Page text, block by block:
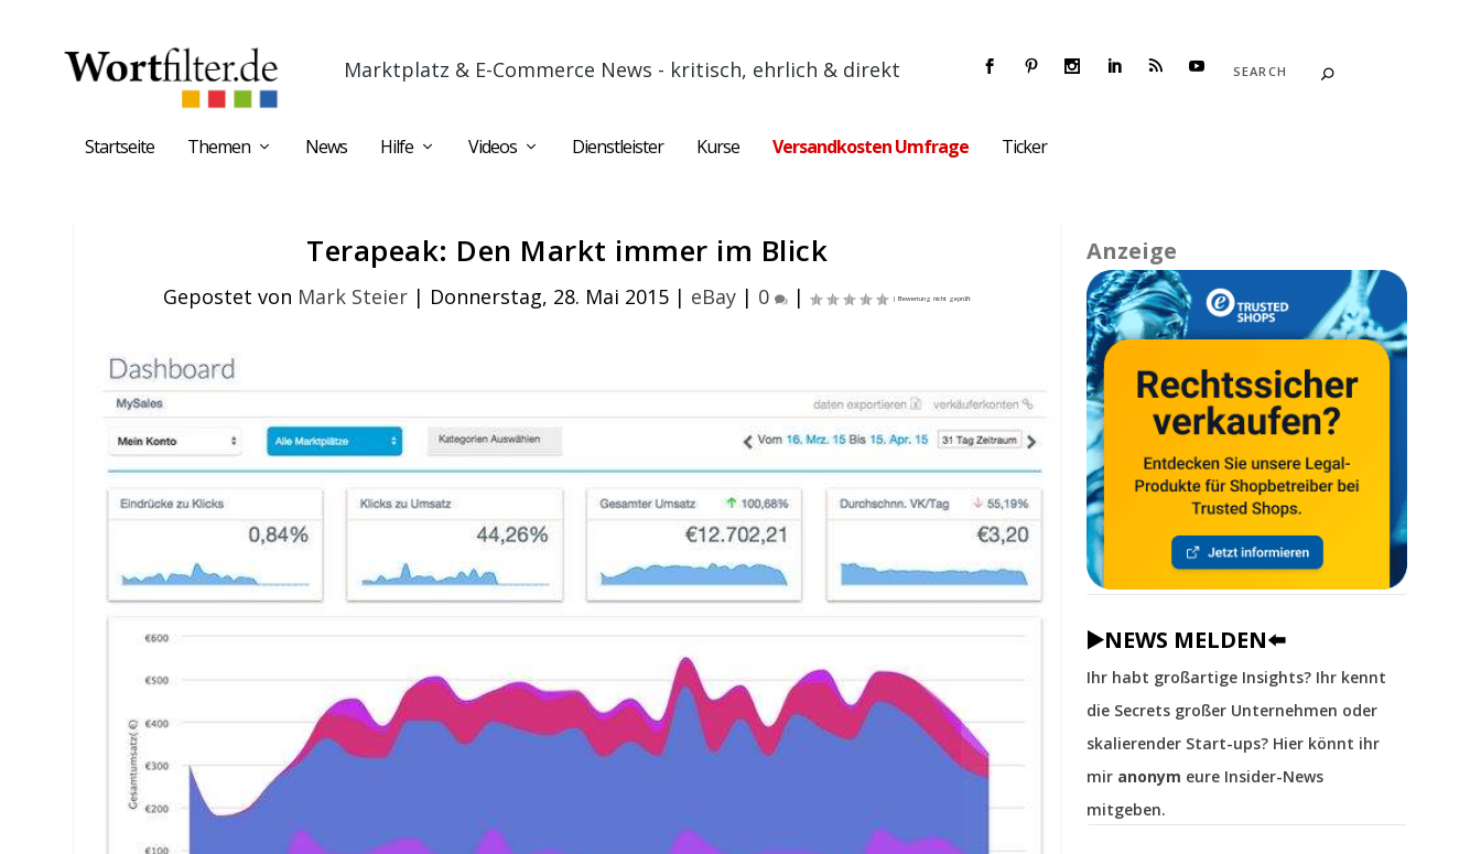
Marktplatz & E-Commerce News - kritisch, ehrlich & direkt
Startseite Themen News Hilfe Videos Dienstleister Kurse Versandkosten Umfrage Ticker
Terapeak: Den Markt immer im Blick
Gepostet von Mark Steier | Donnerstag, 28. Mai 2015 | eBay | 0 |
Anzeige
▶️NEWS MELDEN⬅️
Ihr habt großartige Insights? Ihr kennt
die Secrets großer Unternehmen oder
skalierender Start-ups? Hier könnt ihr
mir anonym eure Insider-News
mitgeben.